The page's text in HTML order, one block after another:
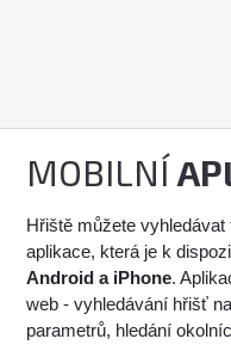
MOBILNÍ
Hřiště můžete
aplikace, která je k
Android a iPhone.
web - vyhledávání hřišť
parametrů, hledání